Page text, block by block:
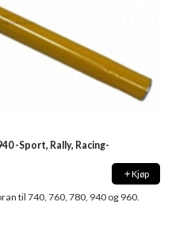
-Sport, Rally, Racing-
Kjøp
til 740, 760, 780, 940 og 960.